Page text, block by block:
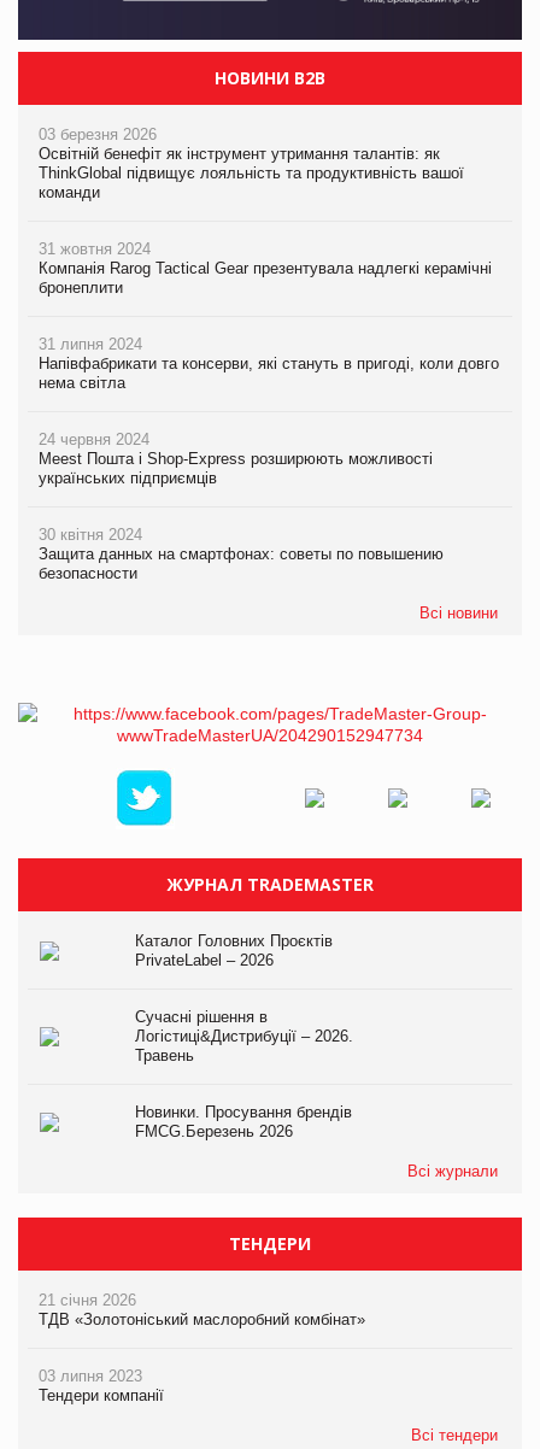
НОВИНИ B2B
03 березня 2026
Освітній бенефіт як інструмент утримання талантів: як
ThinkGlobal підвищує лояльність та продуктивність вашої
команди
31 жовтня 2024
Компанія Rarog Tactical Gear презентувала надлегкі керамічні
бронеплити
31 липня 2024
Напівфабрикати та консерви, які стануть в пригоді, коли довго
нема світла
24 червня 2024
Meest Пошта і Shop-Express розширюють можливості
українських підприємців
30 квітня 2024
Защита данных на смартфонах: советы по повышению
безопасности
Всі новини
ЖУРНАЛ TRADEMASTER
Каталог Головних Проєктів
PrivateLabel – 2026
Сучасні рішення в
Логістиці&Дистрибуції – 2026.
Травень
Новинки. Просування брендів
FMCG.Березень 2026
Всі журнали
ТЕНДЕРИ
21 січня 2026
ТДВ «Золотоніський маслоробний комбінат»
03 липня 2023
Тендери компанії
Всі тендери